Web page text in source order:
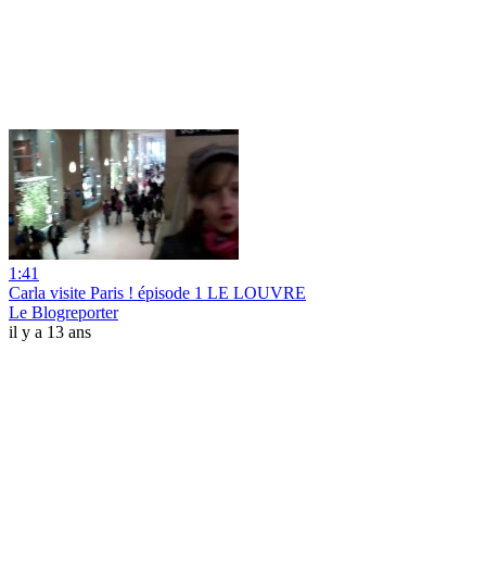
1:41
Carla visite Paris ! épisode 1 LE LOUVRE
Le Blogreporter
il y a 13 ans